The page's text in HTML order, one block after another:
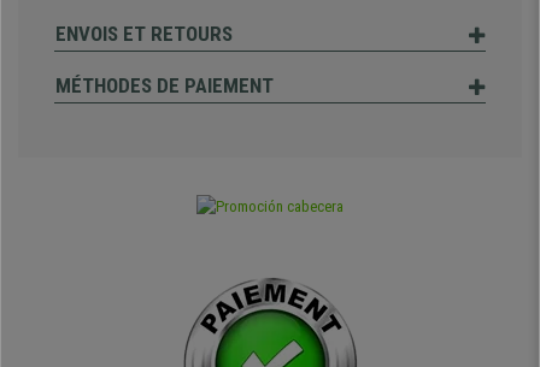
ENVOIS ET RETOURS
MÉTHODES DE PAIEMENT